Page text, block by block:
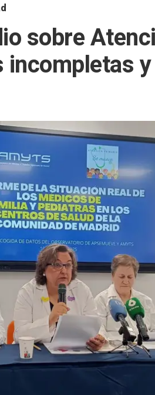
sobre
incompletas